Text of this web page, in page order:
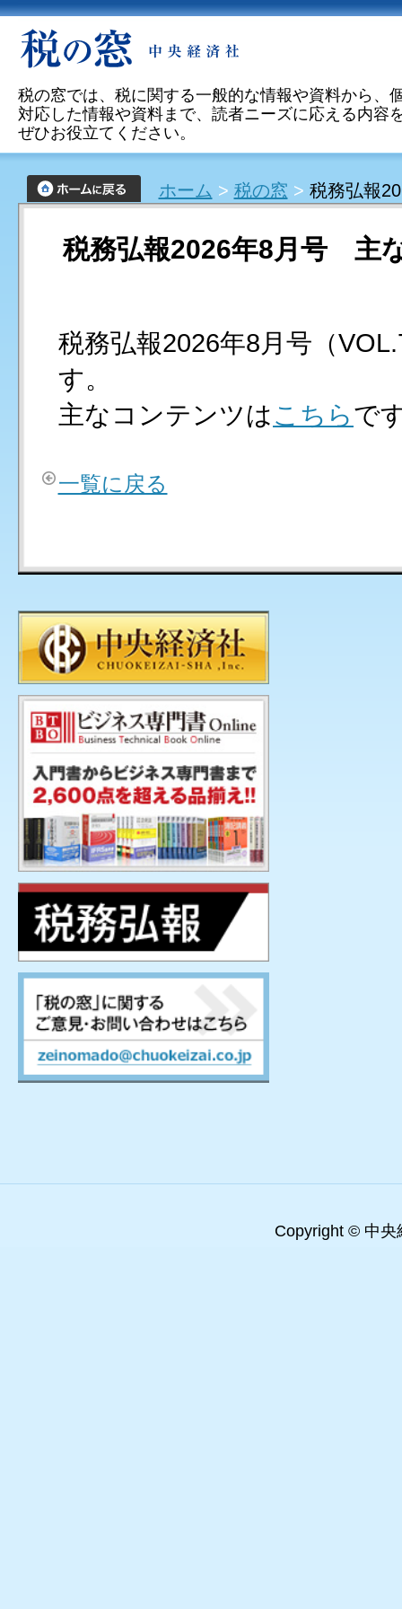
税の窓では、税に関する一般的な情報や資料から、
対応した情報や資料まで、読者ニーズに応える内容
ぜひお役立てください。
ホーム > 税の窓 > 税務弘報
税務弘報2026年8月号 主
税務弘報2026年8月号（
す。
主なコンテンツはこちらで
一覧に戻る
Copyright © 中央